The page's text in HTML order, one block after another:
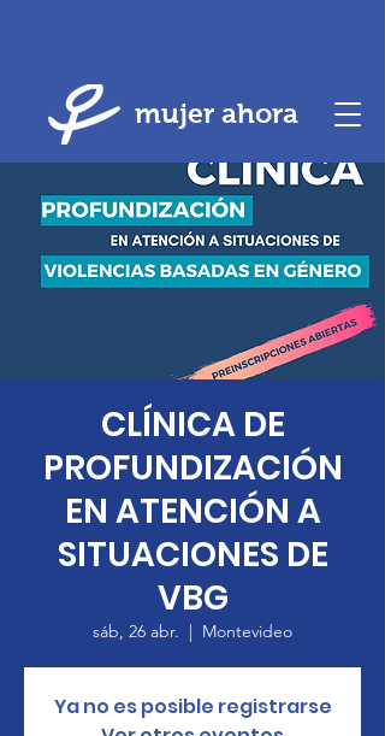
mujer ahora
CLÍNICA DE
PROFUNDIZACIÓN
EN ATENCIÓN A
SITUACIONES DE
VBG
sáb, 26 abr.
  |
Montevideo
Ya no es posible registrarse